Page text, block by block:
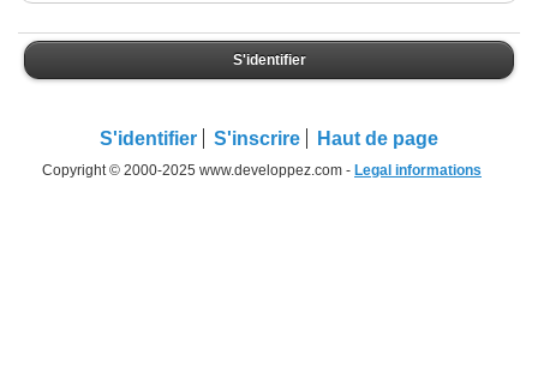
S'identifier
S'identifier S'inscrire Haut de page
Copyright © 2000-2025 www.developpez.com - Legal informations